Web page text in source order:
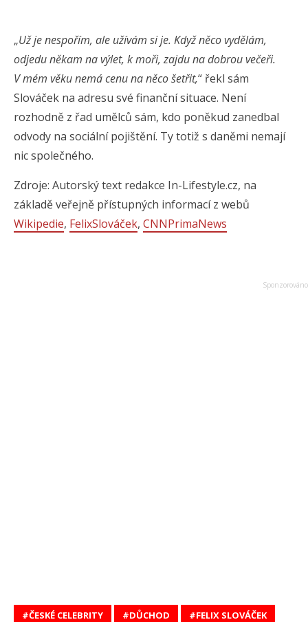
„Už je nespořím, ale užívám si je. Když něco vydělám,
odjedu někam na výlet, k moři, zajdu na dobrou večeři.
V mém věku nemá cenu na něco šetřit,“ řekl sám
Slováček na adresu své finanční situace. Není
rozhodně z řad umělců sám, kdo poněkud zanedbal
odvody na sociální pojištění. Ty totiž s daněmi nemají
nic společného.
Zdroje: Autorský text redakce In-Lifestyle.cz, na
základě veřejně přístupných informací z webů
Wikipedie, FelixSlováček, CNNPrimaNews
ČESKÉ CELEBRITY DŮCHOD
FELIX SLOVÁČEK